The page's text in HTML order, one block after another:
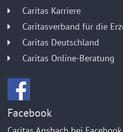
Caritas Karriere
Caritasverband für die
Caritas Deutschland
Caritas Online-Beratung
Facebook